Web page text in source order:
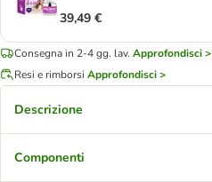
39,49 €
Consegna in 2-4 gg. lav. Approfondisci >
Resi e rimborsi Approfondisci >
Descrizione
Componenti